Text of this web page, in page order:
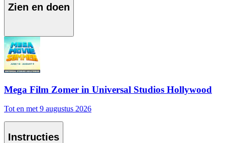
Zien en doen
Mega Film Zomer in Universal Studios Hollywood
Tot en met 9 augustus 2026
Instructies